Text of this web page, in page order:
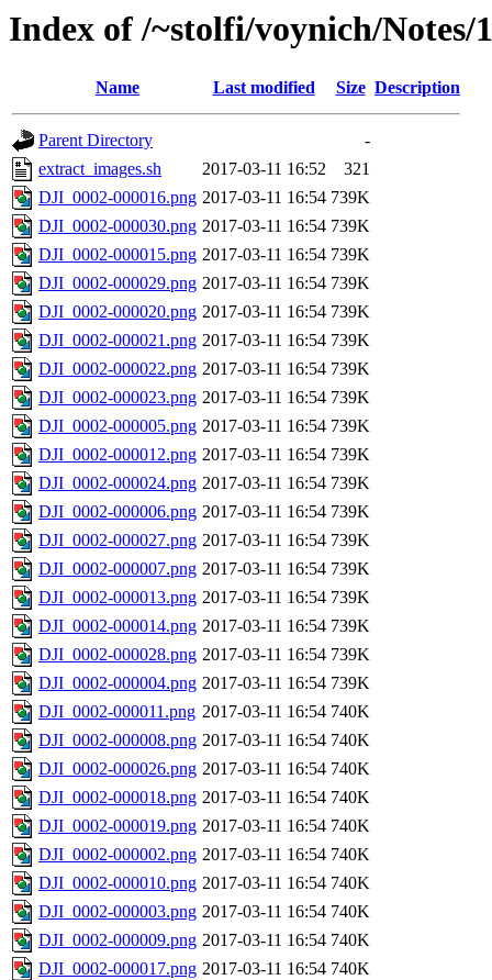
Index of /~stolfi/voynich/
Name Last modified Size Description
Parent Directory
-
extract_images.sh
2017-03-11 16:52
321
DJI_0002-000016.png 2017-03-11 16:54 739K
DJI_0002-000030.png 2017-03-11 16:54 739K
DJI_0002-000015.png 2017-03-11 16:54 739K
DJI_0002-000029.png 2017-03-11 16:54 739K
DJI_0002-000020.png 2017-03-11 16:54 739K
DJI_0002-000021.png 2017-03-11 16:54 739K
DJI_0002-000022.png 2017-03-11 16:54 739K
DJI_0002-000023.png 2017-03-11 16:54 739K
DJI_0002-000005.png 2017-03-11 16:54 739K
DJI_0002-000012.png 2017-03-11 16:54 739K
DJI_0002-000024.png 2017-03-11 16:54 739K
DJI_0002-000006.png 2017-03-11 16:54 739K
DJI_0002-000027.png 2017-03-11 16:54 739K
DJI_0002-000007.png 2017-03-11 16:54 739K
DJI_0002-000013.png 2017-03-11 16:54 739K
DJI_0002-000014.png 2017-03-11 16:54 739K
DJI_0002-000028.png 2017-03-11 16:54 739K
DJI_0002-000004.png 2017-03-11 16:54 739K
DJI_0002-000011.png 2017-03-11 16:54 740K
DJI_0002-000008.png 2017-03-11 16:54 740K
DJI_0002-000026.png 2017-03-11 16:54 740K
DJI_0002-000018.png 2017-03-11 16:54 740K
DJI_0002-000019.png 2017-03-11 16:54 740K
DJI_0002-000002.png 2017-03-11 16:54 740K
DJI_0002-000010.png 2017-03-11 16:54 740K
DJI_0002-000003.png 2017-03-11 16:54 740K
DJI_0002-000009.png 2017-03-11 16:54 740K
DJI_0002-000017.png 2017-03-11 16:54 740K